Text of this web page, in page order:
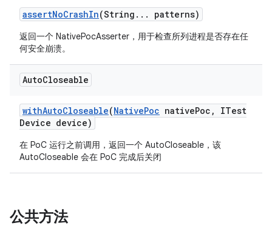
assertNoCrashIn(String . . . patterns)
返回一个 NativePocAsserter，用于检查所列进程是否存在任
何安全崩溃。
AutoCloseable
withAutoCloseable(NativePoc nativePoc ,
ITest
Device device)
在 PoC 运行之前调用，返回一个 AutoCloseable，该
AutoCloseable 会在 PoC 完成后关闭
公共方法